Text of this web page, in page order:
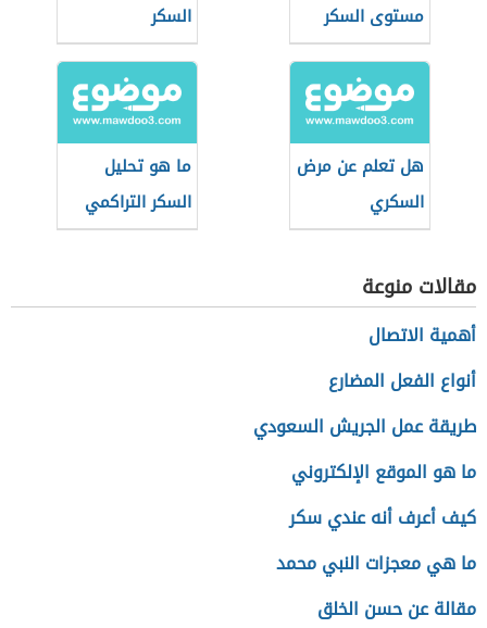
مستوى السكر
السكر
هل تعلم عن مرض
السكري
ما هو تحليل
السكر التراكمي
للحامل
مقالات منوعة
أهمية الاتصال
أنواع الفعل المضارع
طريقة عمل الجريش السعودي
ما هو الموقع الإلكتروني
كيف أعرف أنه عندي سكر
ما هي معجزات النبي محمد
مقالة عن حسن الخلق